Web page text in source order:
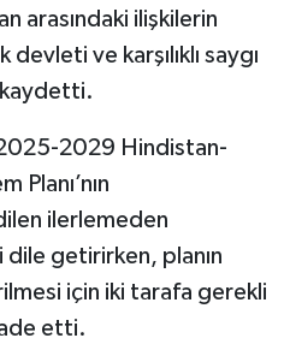
arasındaki ilişkilerin
ve karşılıklı saygı
2029 Hindistan-
Planı’nın
ilerlemeden
dile getirirken, planın
için iki tarafa gerekli
etti.